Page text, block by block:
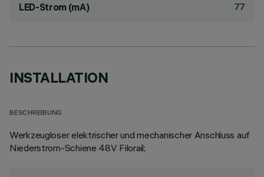
LED-Strom (mA) 77
INSTALLATION
BESCHREIBUNG
Werkzeugloser elektrischer und mechanischer Anschluss auf
Niederstrom-Schiene 48V Filorail;